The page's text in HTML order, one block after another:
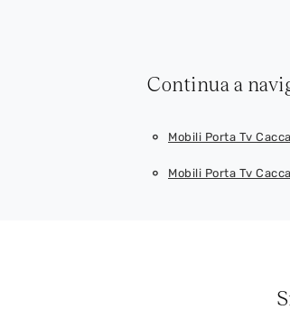
Continua a
Mobili Porta Tv
Mobili Porta Tv